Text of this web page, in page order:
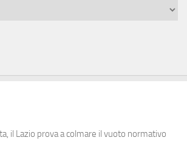
il Lazio prova a colmare il vuoto normativo